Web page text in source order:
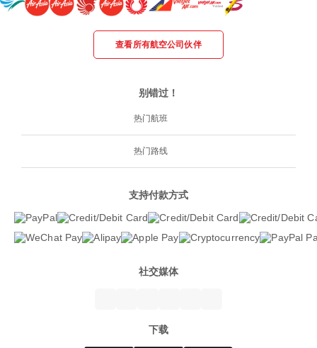
查看所有航空公司伙伴
别错过！
热门航班
热门路线
支持付款方式
社交媒体
下载